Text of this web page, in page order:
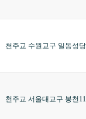
천주교 수원교구 일동성
천주교 서울대교구 봉천